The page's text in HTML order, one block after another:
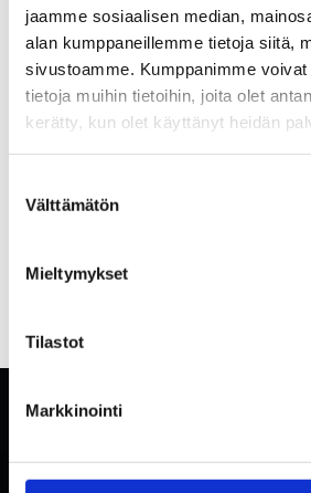
jaamme sosiaalisen median,
alan kumppaneillemme tietoja siitä,
sivustoamme. Kumppanimme
tietoja muihin tietoihin, joita olet
kerätty, kun olet käyttänyt heidän
valinta
Välttämätön
Mieltymykset
Tilastot
Markkinointi